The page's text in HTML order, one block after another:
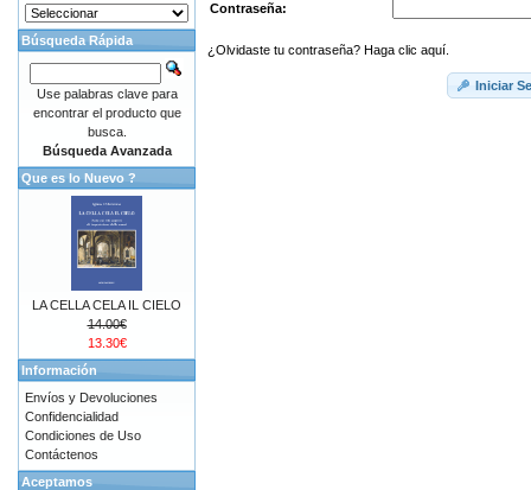
Contraseña:
¿Olvidaste tu contraseña? Haga clic aquí.
Iniciar
Búsqueda Rápida
Use palabras clave para
encontrar el producto que
busca.
Búsqueda Avanzada
Que es lo Nuevo ?
LA CELLA CELA IL CIELO
14.00€
13.30€
Información
Envíos y Devoluciones
Confidencialidad
Condiciones de Uso
Contáctenos
Aceptamos